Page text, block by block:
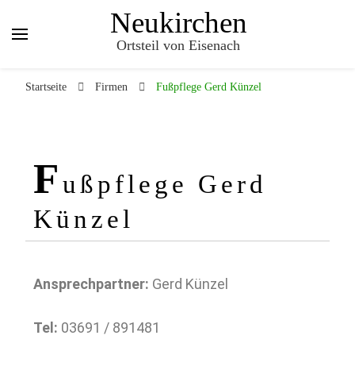
Neukirchen
Ortsteil von Eisenach
Startseite Firmen Fußpflege Gerd Künzel
Fußpflege Gerd
Künzel
Ansprechpartner: Gerd Künzel
Tel: 03691 / 891481